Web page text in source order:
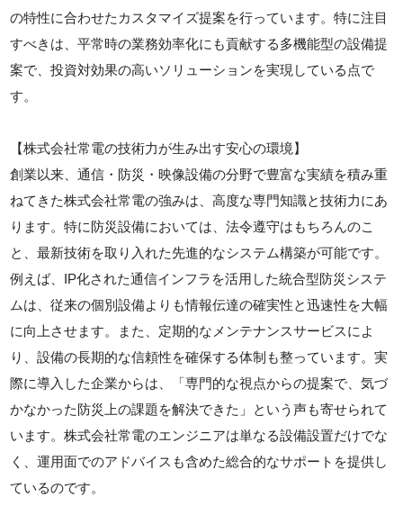
の特性に合わせたカスタマイズ提案を行っています。特に注目
すべきは、平常時の業務効率化にも貢献する多機能型の設備提
案で、投資対効果の高いソリューションを実現している点で
す。
【株式会社常電の技術力が生み出す安心の環境】
創業以来、通信・防災・映像設備の分野で豊富な実績を積み重
ねてきた株式会社常電の強みは、高度な専門知識と技術力にあ
ります。特に防災設備においては、法令遵守はもちろんのこ
と、最新技術を取り入れた先進的なシステム構築が可能です。
例えば、IP化された通信インフラを活用した統合型防災システ
ムは、従来の個別設備よりも情報伝達の確実性と迅速性を大幅
に向上させます。また、定期的なメンテナンスサービスによ
り、設備の長期的な信頼性を確保する体制も整っています。実
際に導入した企業からは、「専門的な視点からの提案で、気づ
かなかった防災上の課題を解決できた」という声も寄せられて
います。株式会社常電のエンジニアは単なる設備設置だけでな
く、運用面でのアドバイスも含めた総合的なサポートを提供し
ているのです。